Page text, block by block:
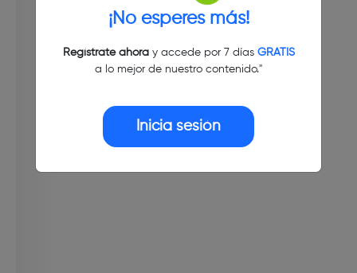
¡No esperes más!
Regístrate ahoray accede por 7 días GRATIS
a lo mejor de nuestro contenido."
Inicia sesión